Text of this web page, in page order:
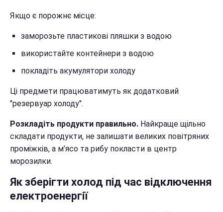
Якщо є порожнє місце:
заморозьте пластикові пляшки з водою
використайте контейнери з водою
покладіть акумулятори холоду
Ці предмети працюватимуть як додатковий
"резервуар холоду".
Розкладіть продукти правильно. Найкраще щільно
складати продукти, не залишати великих повітряних
проміжків, а м’ясо та рибу покласти в центр
морозилки.
Як зберігти холод під час відключення
електроенергії